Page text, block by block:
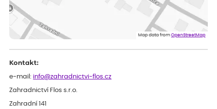
Eshop, objednání bylo v pořádku, žádný problém. Jen jsem byla
smutná z dodávky jedné kytky, která nebyla v nejlepší kondici a i
Map data fromOpenStreetMap
Kontakt:
e-mail: info@zahradnictvi-flos.cz
Zahradnictví Flos s.r.o.
Zahradní 141